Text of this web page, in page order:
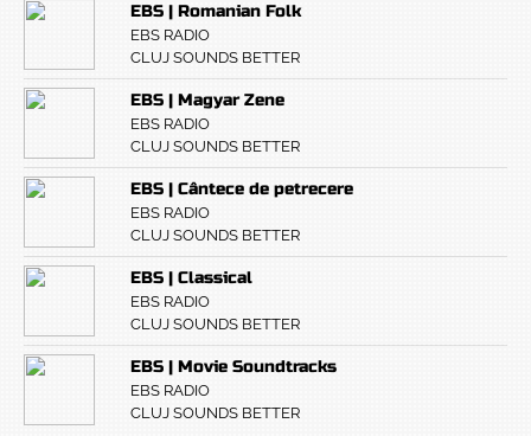
EBS | Romanian Folk
EBS RADIO
CLUJ SOUNDS BETTER
EBS | Magyar Zene
EBS RADIO
CLUJ SOUNDS BETTER
EBS | Cântece de petrecere
EBS RADIO
CLUJ SOUNDS BETTER
EBS | Classical
EBS RADIO
CLUJ SOUNDS BETTER
EBS | Movie Soundtracks
EBS RADIO
CLUJ SOUNDS BETTER